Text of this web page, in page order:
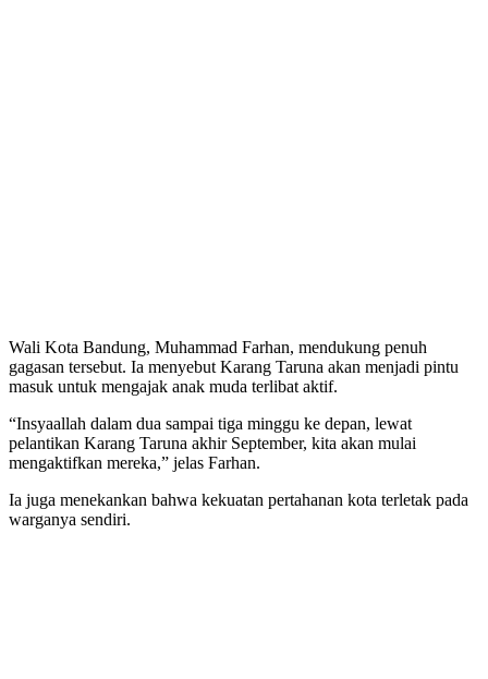
Wali Kota Bandung, Muhammad Farhan, mendukung penuh
gagasan tersebut. Ia menyebut Karang Taruna akan menjadi pintu
masuk untuk mengajak anak muda terlibat aktif.
“Insyaallah dalam dua sampai tiga minggu ke depan, lewat
pelantikan Karang Taruna akhir September, kita akan mulai
mengaktifkan mereka,” jelas Farhan.
Ia juga menekankan bahwa kekuatan pertahanan kota terletak pada
warganya sendiri.